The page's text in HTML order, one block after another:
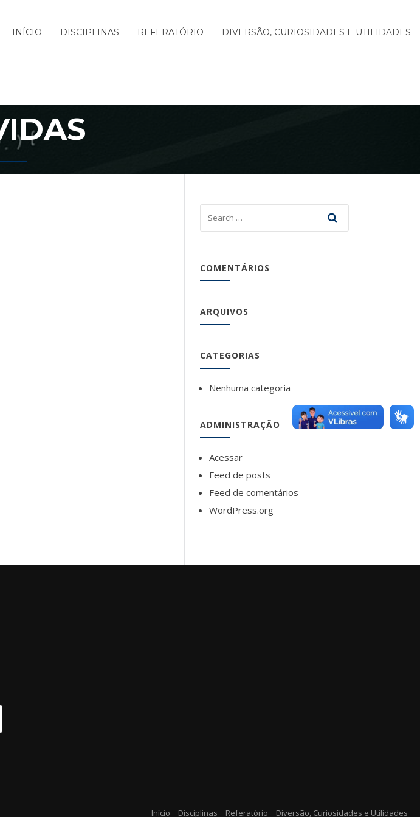
INÍCIO DISCIPLINAS REFERATÓRIO DIVERSÃO, CURIOSIDADES E UTILIDADES
COMENTÁRIOS
ARQUIVOS
CATEGORIAS
Nenhuma categoria
ADMINISTRAÇÃO
Acessar
Feed de posts
Feed de comentários
WordPress.org
Início Disciplinas Referatório Diversão, Curiosidades e Utilidades